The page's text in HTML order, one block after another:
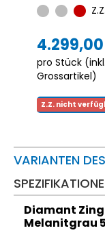
4.299,00
pro Stück
Grossartikel)
Z.Z. nicht
VARIANTEN
Diamant Zing
Melanitgrau